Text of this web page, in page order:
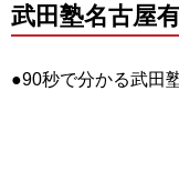
武田塾名古屋
●90秒で分かる武田